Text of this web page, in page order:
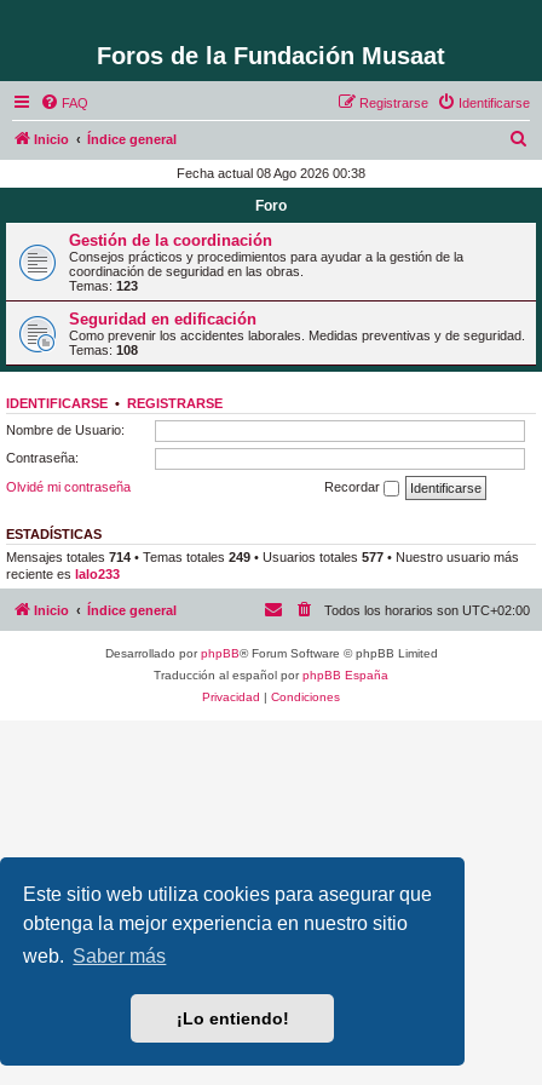
Este sitio web utiliza cookies para asegurar que
obtenga la mejor experiencia en nuestro sitio
web. Saber más
¡Lo entiendo!
Foros de la Fundación Musaat
FAQ Identificarse
Registrarse
Inicio Índice general
c
Fecha actual 08 Ago 2026 00:38
Foro
Gestión de la coordinación
Consejos prácticos y procedimientos para ayudar a la gestión de la
coordinación de seguridad en las obras.
Temas: 123
Seguridad en edificación
Como prevenir los accidentes laborales. Medidas preventivas y de seguridad.
Temas: 108
IDENTIFICARSE • REGISTRARSE
Nombre de Usuario:
Contraseña:
Olvidé mi contraseña
Recordar
ESTADÍSTICAS
Mensajes totales 714 • Temas totales 249 • Usuarios totales 577 • Nuestro usuario más
reciente es lalo233
Inicio Índice general Todos los horarios son UTC+02:00
Desarrollado porphpBB® Forum Software © phpBB Limited
Traducción al español porphpBB España
Privacidad | Condiciones